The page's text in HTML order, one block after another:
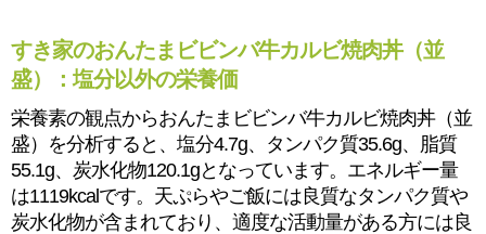
すき家のおんたまビビンバ牛カルビ焼肉丼（並
盛）：塩分以外の栄養価
栄養素の観点からおんたまビビンバ牛カルビ焼肉丼（並
盛）を分析すると、塩分4.7g、タンパク質35.6g、脂質
55.1g、炭水化物120.1gとなっています。エネルギー量
は1119kcalです。天ぷらやご飯には良質なタンパク質や
炭水化物が含まれており、適度な活動量がある方には良